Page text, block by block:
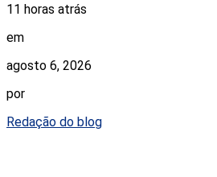
11 horas atrás
em
agosto 6, 2026
por
Redação do blog